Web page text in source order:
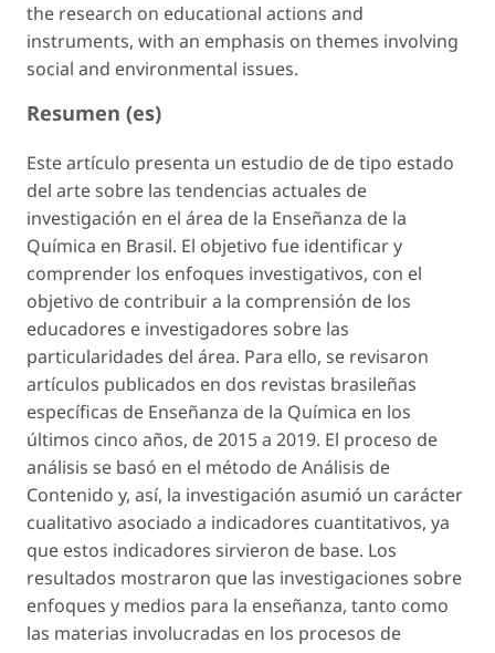
the research on educational actions and
instruments, with an emphasis on themes involving
social and environmental issues.
Resumen (es)
Este artículo presenta un estudio de de tipo estado
del arte sobre las tendencias actuales de
investigación en el área de la Enseñanza de la
Química en Brasil. El objetivo fue identificar y
comprender los enfoques investigativos, con el
objetivo de contribuir a la comprensión de los
educadores e investigadores sobre las
particularidades del área. Para ello, se revisaron
artículos publicados en dos revistas brasileñas
específicas de Enseñanza de la Química en los
últimos cinco años, de 2015 a 2019. El proceso de
análisis se basó en el método de Análisis de
Contenido y, así, la investigación asumió un carácter
cualitativo asociado a indicadores cuantitativos, ya
que estos indicadores sirvieron de base. Los
resultados mostraron que las investigaciones sobre
enfoques y medios para la enseñanza, tanto como
las materias involucradas en los procesos de